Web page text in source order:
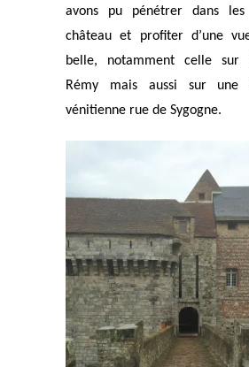
avons pu pénétrer dans
château et profiter d’une
belle, notamment celle sur
Rémy mais aussi sur une
vénitienne rue de Sygogne.